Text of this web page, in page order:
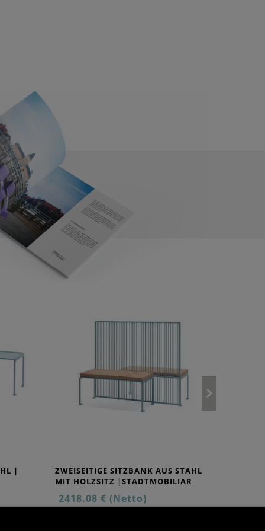
|
ZWEISEITIGE SITZBANK AUS STAHL
MIT HOLZSITZ |STADTMOBILIAR
2418.08 € (Netto)
3.022,60 € (mit MwSt)